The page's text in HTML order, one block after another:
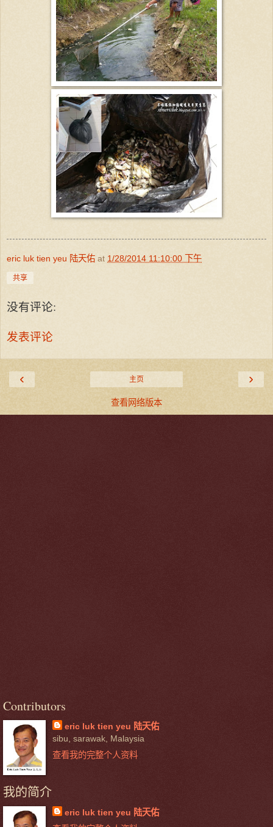
eric luk tien yeu 陆天佑 at 1/28/2014 11:10:00 下午
共享
没有评论:
发表评论
‹ ›
主页
查看网络版本
Contributors
eric luk tien yeu 陆天佑
sibu, sarawak, Malaysia
查看我的完整个人资料
我的简介
eric luk tien yeu 陆天佑